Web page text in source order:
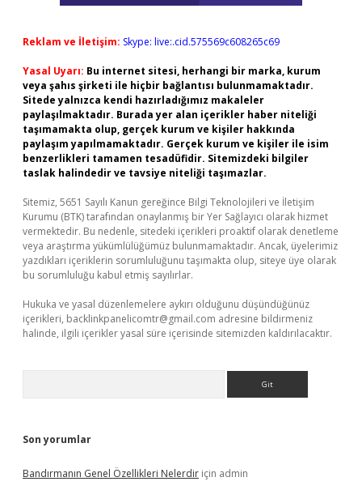
Reklam ve İletişim: Skype: live:.cid.575569c608265c69
Yasal Uyarı: Bu internet sitesi, herhangi bir marka, kurum
veya şahıs şirketi ile hiçbir bağlantısı bulunmamaktadır.
Sitede yalnızca kendi hazırladığımız makaleler
paylaşılmaktadır. Burada yer alan içerikler haber niteliği
taşımamakta olup, gerçek kurum ve kişiler hakkında
paylaşım yapılmamaktadır. Gerçek kurum ve kişiler ile isim
benzerlikleri tamamen tesadüfidir. Sitemizdeki bilgiler
taslak halindedir ve tavsiye niteliği taşımazlar.
Sitemiz, 5651 Sayılı Kanun gereğince Bilgi Teknolojileri ve İletişim
Kurumu (BTK) tarafından onaylanmış bir Yer Sağlayıcı olarak hizmet
vermektedir. Bu nedenle, sitedeki içerikleri proaktif olarak denetleme
veya araştırma yükümlülüğümüz bulunmamaktadır. Ancak, üyelerimiz
yazdıkları içeriklerin sorumluluğunu taşımakta olup, siteye üye olarak
bu sorumluluğu kabul etmiş sayılırlar.
Hukuka ve yasal düzenlemelere aykırı olduğunu düşündüğünüz
içerikleri, backlinkpanelicomtr@gmail.com adresine bildirmeniz
halinde, ilgili içerikler yasal süre içerisinde sitemizden kaldırılacaktır.
Son yorumlar
Bandırmanın Genel Özellikleri Nelerdir için admin